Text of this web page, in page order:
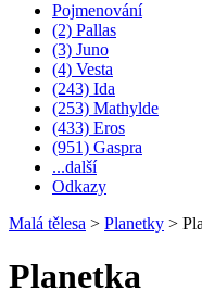
Pojmenování
(2) Pallas
(3) Juno
(4) Vesta
(243) Ida
(253) Mathylde
(433) Eros
(951) Gaspra
...další
Odkazy
Malá tělesa > Planetky >
Planetka